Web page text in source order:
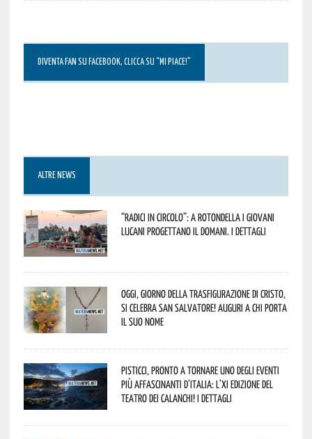
DIVENTA FAN SU FACEBOOK, CLICCA SU “MI PIACE!”
ALTRE NEWS
“Radici in Circolo”: a Rotondella i giovani
lucani progettano il domani. I dettagli
Oggi, giorno della Trasfigurazione di Cristo,
si celebra San Salvatore! Auguri a chi porta
il suo nome
Pisticci, pronto a tornare uno degli eventi
più affascinanti d’Italia: l’XI edizione del
Teatro dei Calanchi! I dettagli